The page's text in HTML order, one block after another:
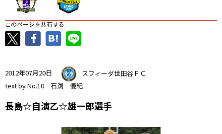
このページを共有する
2012年07月20日
スフィーダ世田谷ＦＣ
text by No.10 石渕 優紀
長島☆自演乙☆雄一郎選手